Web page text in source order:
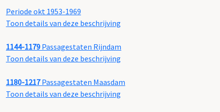
Periode okt 1953-1969
Toon details van deze beschrijving
1144-1179 Passagestaten Rijndam
Toon details van deze beschrijving
1180-1217Passagestaten Maasdam
Toon details van deze beschrijving